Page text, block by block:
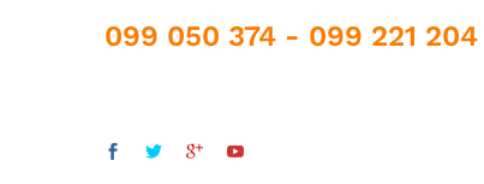
099 050 374 - 099 221 204